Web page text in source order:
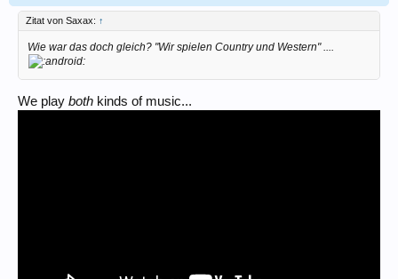
Zitat von Saxax: ↑
Wie war das doch gleich? "Wir spielen Country und Western" ....
We play both kinds of music...